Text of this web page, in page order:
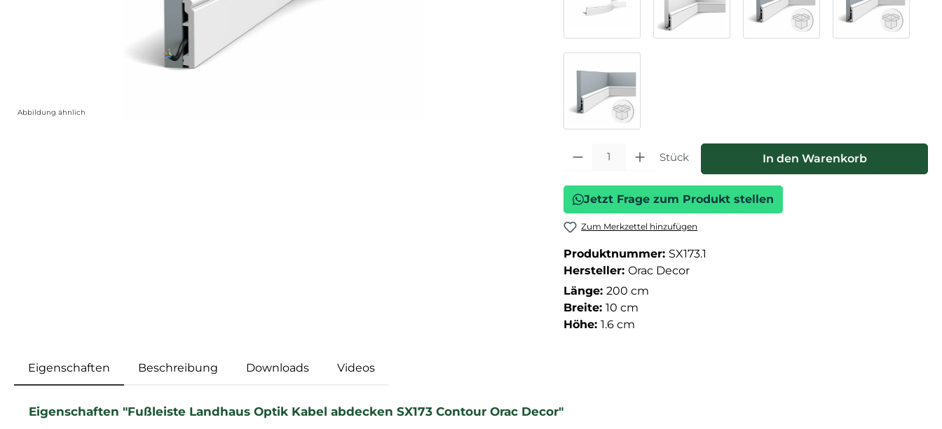
Abbildung ähnlich
Produkt Anzahl: Gib den gewünschten Wert ein oder benutze die
Stück In den Warenkorb
Jetzt Frage zum Produkt stellen
Zum Merkzettel hinzufügen
Produktnummer: SX173.1
Hersteller: Orac Decor
Länge: 200 cm
Breite: 10 cm
Höhe: 1.6 cm
Eigenschaften Beschreibung Downloads Videos
Eigenschaften "Fußleiste Landhaus Optik Kabel abdecken SX173 Contour Orac Decor"